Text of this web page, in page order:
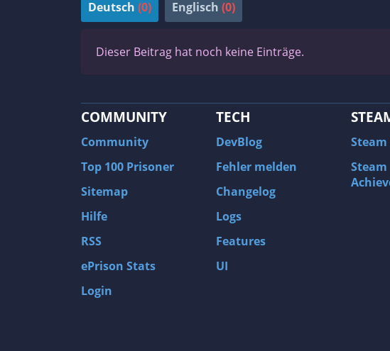
Deutsch (0) Englisch (0)
Dieser Beitrag hat noch keine Einträge.
COMMUNITY
Community
Top 100 Prisoner
Sitemap
Hilfe
RSS
ePrison Stats
Login
TECH
DevBlog
Fehler melden
Changelog
Logs
Features
UI
Steam